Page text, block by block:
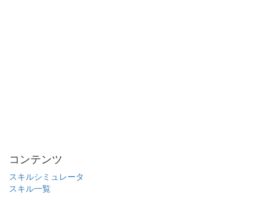
コンテンツ
スキルシミュレータ
スキル一覧